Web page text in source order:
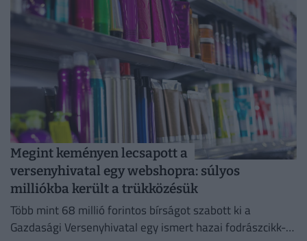
Megint keményen lecsapott a
versenyhivatal egy webshopra: súlyos
milliókba került a trükközésük
Több mint 68 millió forintos bírságot szabott ki a
Gazdasági Versenyhivatal egy ismert hazai fodrászcikk-